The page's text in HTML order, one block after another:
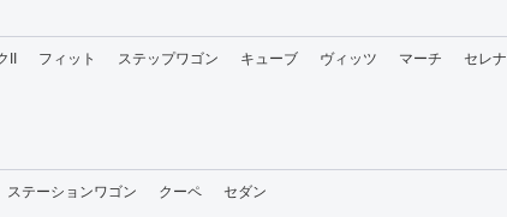
II フィット ステップワゴン キューブ ヴィッツ マーチ セレナ
ステーションワゴン クーペ セダン